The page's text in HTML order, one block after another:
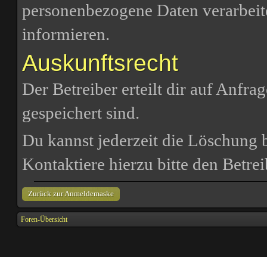
personenbezogene Daten
informieren.
Auskunftsrecht
Der Betreiber erteilt dir auf
gespeichert sind.
Du kannst jederzeit die Löschung
Kontaktiere hierzu bitte den
Zurück zur Anmeldemaske
Foren-Übersicht